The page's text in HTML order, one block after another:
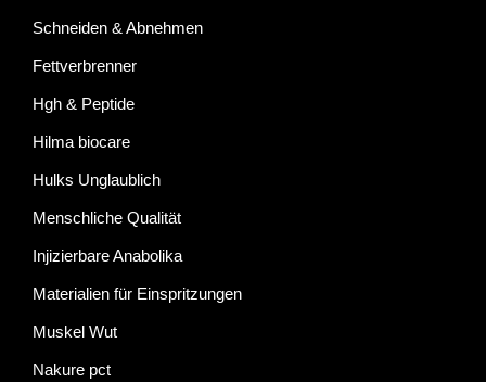
Schneiden & Abnehmen
Fettverbrenner
Hgh & Peptide
Hilma biocare
Hulks Unglaublich
Menschliche Qualität
Injizierbare Anabolika
Materialien für Einspritzungen
Muskel Wut
Nakure pct